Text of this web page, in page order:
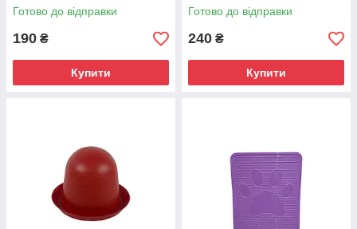
Готово до відправки
190 ₴
Купити
Готово до відправки
240 ₴
Купити